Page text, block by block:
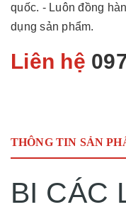
quốc. - Luôn đồng
dụng sản phẩm.
Liên hệ
THÔNG TIN SẢN
BI CÁC